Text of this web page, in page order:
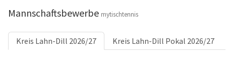
Mannschaftsbewerbe mytischtennis
Kreis Lahn-Dill 2026/27 Kreis Lahn-Dill Pokal 2026/27